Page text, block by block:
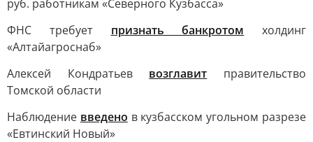
руб. работникам «Северного Кузбасса»
ФНС требует признать банкротом холдинг
«Алтайагроснаб»
Алексей Кондратьев возглавит правительство
Томской области
Наблюдение введено в кузбасском угольном разрезе
«Евтинский Новый»